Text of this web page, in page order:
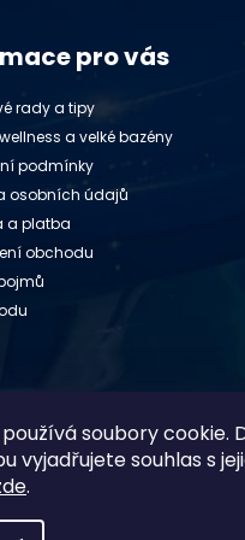
soubory cookie.
vyjadřujete souhlas s
.
pro vás
rady a tipy
a velké bazény
podmínky
osobních údajů
a platba
obchodu